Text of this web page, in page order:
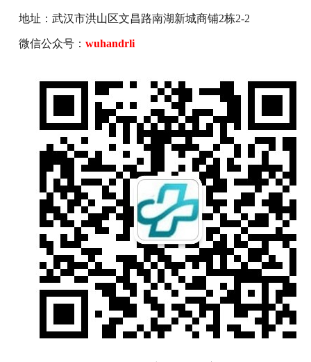
地址：武汉市洪山区文昌路南湖新城商铺2栋2-2
微信公众号： wuhandrli